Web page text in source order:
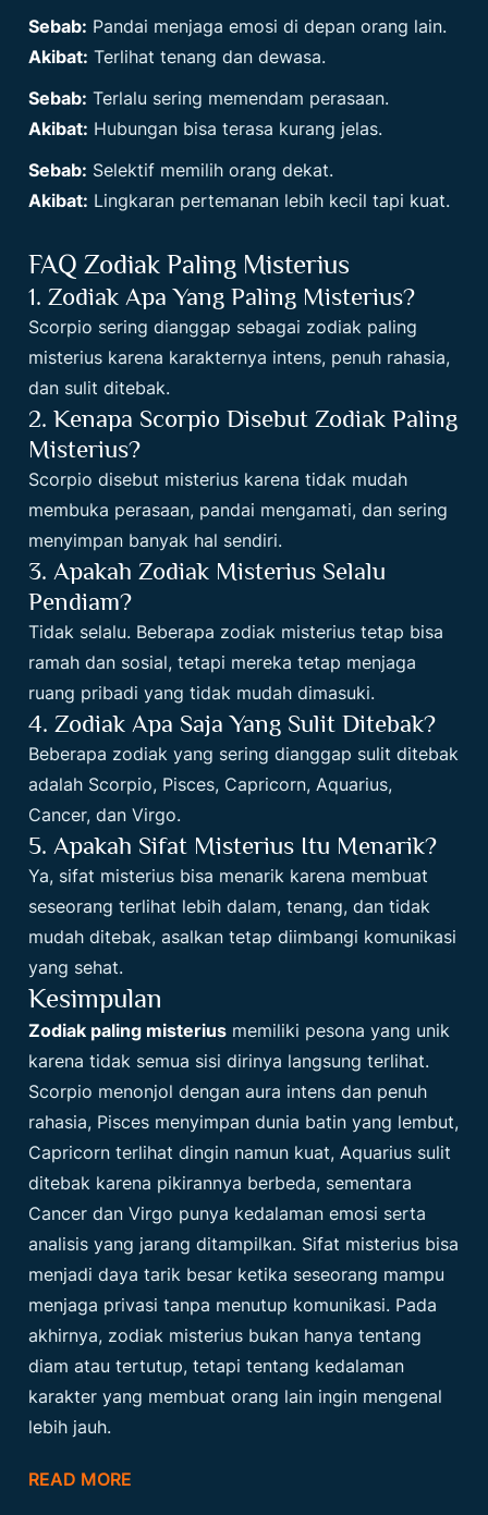
Sebab: Pandai menjaga emosi di depan orang lain.
Akibat: Terlihat tenang dan dewasa.
Sebab: Terlalu sering memendam perasaan.
Akibat: Hubungan bisa terasa kurang jelas.
Sebab: Selektif memilih orang dekat.
Akibat: Lingkaran pertemanan lebih kecil tapi kuat.
FAQ Zodiak Paling Misterius
1. Zodiak Apa Yang Paling Misterius?
Scorpio sering dianggap sebagai zodiak paling
misterius karena karakternya intens, penuh rahasia,
dan sulit ditebak.
2. Kenapa Scorpio Disebut Zodiak Paling
Misterius?
Scorpio disebut misterius karena tidak mudah
membuka perasaan, pandai mengamati, dan sering
menyimpan banyak hal sendiri.
3. Apakah Zodiak Misterius Selalu
Pendiam?
Tidak selalu. Beberapa zodiak misterius tetap bisa
ramah dan sosial, tetapi mereka tetap menjaga
ruang pribadi yang tidak mudah dimasuki.
4. Zodiak Apa Saja Yang Sulit Ditebak?
Beberapa zodiak yang sering dianggap sulit ditebak
adalah Scorpio, Pisces, Capricorn, Aquarius,
Cancer, dan Virgo.
5. Apakah Sifat Misterius Itu Menarik?
Ya, sifat misterius bisa menarik karena membuat
seseorang terlihat lebih dalam, tenang, dan tidak
mudah ditebak, asalkan tetap diimbangi komunikasi
yang sehat.
Kesimpulan
Zodiak paling misterius memiliki pesona yang unik
karena tidak semua sisi dirinya langsung terlihat.
Scorpio menonjol dengan aura intens dan penuh
rahasia, Pisces menyimpan dunia batin yang lembut,
Capricorn terlihat dingin namun kuat, Aquarius sulit
ditebak karena pikirannya berbeda, sementara
Cancer dan Virgo punya kedalaman emosi serta
analisis yang jarang ditampilkan. Sifat misterius bisa
menjadi daya tarik besar ketika seseorang mampu
menjaga privasi tanpa menutup komunikasi. Pada
akhirnya, zodiak misterius bukan hanya tentang
diam atau tertutup, tetapi tentang kedalaman
karakter yang membuat orang lain ingin mengenal
lebih jauh.
READ MORE